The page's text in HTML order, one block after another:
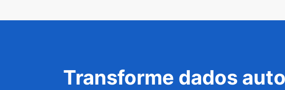
Transforme dados